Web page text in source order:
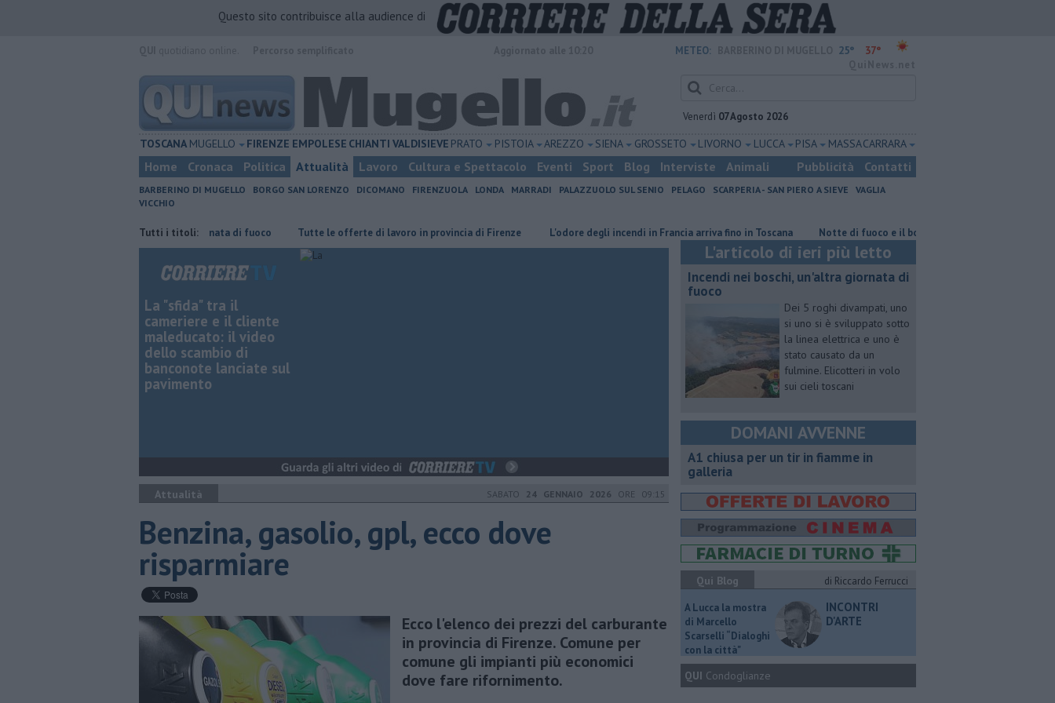
Questo sito contribuisce alla audience di
METEO: 25° 37°
Venerdì 07 Agosto 2026
TOSCANA MUGELLO FIRENZE EMPOLESE CHIANTI VALDISIEVE PRATO PISTOIA AREZZO SIENA GROSSETO LIVORNO LUCCA PISA MASSA CARRARA
Home Cronaca Politica Attualità Lavoro Cultura e Spettacolo Eventi Sport Blog Interviste Animali Pubblicità Contatti
BARBERINO DI MUGELLO BORGO SAN LORENZO DICOMANO FIRENZUOLA LONDA MARRADI PALAZZUOLO SUL SENIO PELAGO SCARPERIA - SAN PIERO A SIEVE
VAGLIA
VICCHIO
Tutti i titoli:
Incendi nei boschi, un'altra giornata di fuoco ​Tutte le offerte di lavoro in provincia di Firenze L'odore degli incendi in Francia arriva fino in Toscana Notte di fuoco e il bosco brucia ancora
La "sfida" tra il
cameriere e il cliente
maleducato: il video
dello scambio di
banconote lanciate sul
pavimento
Attualità SABATO 24 GENNAIO 2026 ORE 09:15
Benzina, gasolio, gpl, ecco dove
risparmiare
Ecco l'elenco dei prezzi del carburante
in provincia di Firenze. Comune per
comune gli impianti più economici
dove fare rifornimento.
L'articolo di ieri più letto
Incendi nei boschi, un'altra giornata di
fuoco
Dei 5 roghi divampati, uno
si uno si è sviluppato sotto
la linea elettrica e uno è
stato causato da un
fulmine. Elicotteri in volo
sui cieli toscani
DOMANI AVVENNE
A1 chiusa per un tir in fiamme in
galleria
Qui Blog
di Riccardo Ferrucci
A Lucca la mostra
di Marcello
Scarselli “Dialoghi
con la città"
INCONTRI
D'ARTE
QUI Condoglianze